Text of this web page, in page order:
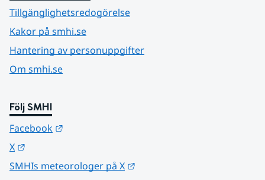
Tillgänglighetsredogörelse
Kakor på smhi.se
Hantering av personuppgifter
Om smhi.se
Följ SMHI
Facebook
X
SMHIs meteorologer på X